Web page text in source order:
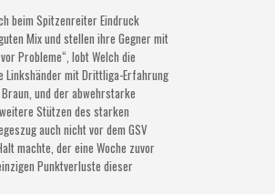
beim Spitzenreiter Eindruck
Mix und stellen ihre Gegner mit
Probleme“, lobt Welch die
Linkshänder mit Drittliga-Erfahrung
und der abwehrstarke
Stützen des starken
auch nicht vor dem GSV
machte, der eine Woche zuvor
Punktverluste dieser